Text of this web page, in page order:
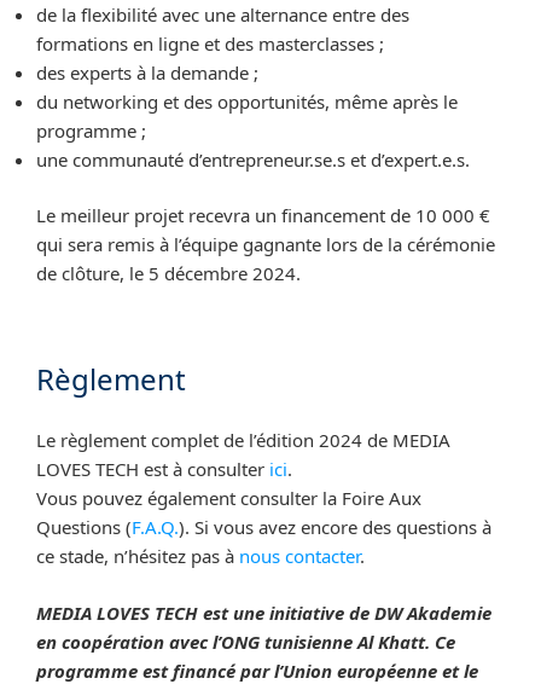
de la flexibilité avec une alternance entre des
formations en ligne et des masterclasses ;
des experts à la demande ;
du networking et des opportunités, même après le
programme ;
une communauté d’entrepreneur.se.s et d’expert.e.s.
Le meilleur projet recevra un financement de 10 000 €
qui sera remis à l’équipe gagnante lors de la cérémonie
de clôture, le 5 décembre 2024.
Règlement
Le règlement complet de l’édition 2024 de MEDIA
LOVES TECH est à consulter ici.
Vous pouvez également consulter la Foire Aux
Questions (F.A.Q.). Si vous avez encore des questions à
ce stade, n’hésitez pas à nous contacter.
MEDIA LOVES TECH est une initiative de DW Akademie
en coopération avec l’ONG tunisienne Al Khatt. Ce
programme est financé par l’Union européenne et le